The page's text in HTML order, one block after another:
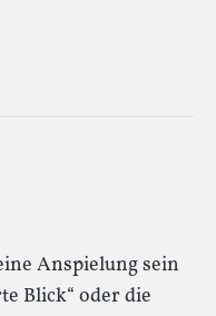
Anspielung sein
Blick“ oder die